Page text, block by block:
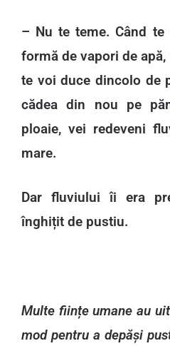
– Nu te teme. Când
formă de vapori de
te voi duce dincolo de
cădea din nou pe
ploaie, vei redeveni
mare.
Dar fluviului îi era
înghițit de pustiu.
Multe ființe umane au
mod pentru a depăși